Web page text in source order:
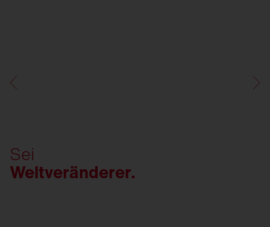
Sei
Weltveränderer.